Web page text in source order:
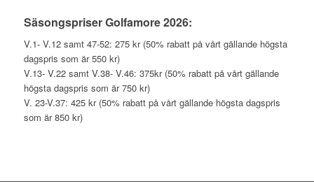
Säsongspriser Golfamore 2026:
V.1- V.12 samt 47-52: 275 kr (50% rabatt på vårt gällande högsta
dagspris som är 550 kr)
V.13- V.22 samt V.38- V.46: 375kr (50% rabatt på vårt gällande
högsta dagspris som är 750 kr)
V. 23-V.37: 425 kr (50% rabatt på vårt gällande högsta dagspris
som är 850 kr)